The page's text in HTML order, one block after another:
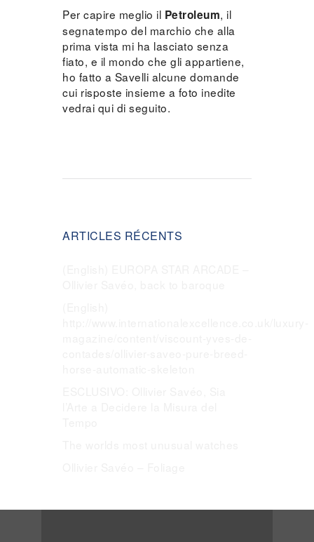
Per capire meglio il Petroleum, il
segnatempo del marchio che alla
prima vista mi ha lasciato senza
fiato, e il mondo che gli appartiene,
ho fatto a Savelli alcune domande
cui risposte insieme a foto inedite
vedrai qui di seguito.
ARTICLES RÉCENTS